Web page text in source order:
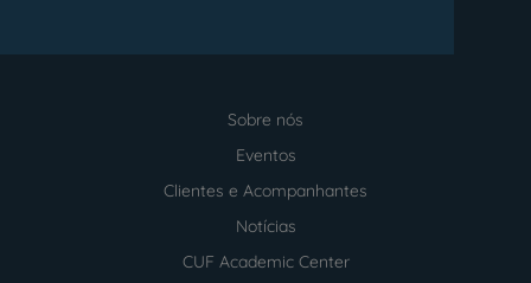
Sobre nós
Eventos
Clientes e Acompanhantes
Notícias
CUF Academic Center